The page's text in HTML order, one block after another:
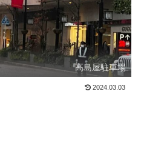
高島屋駐車場
2024.03.03